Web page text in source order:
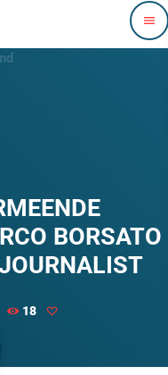
menu
BORSATO
18